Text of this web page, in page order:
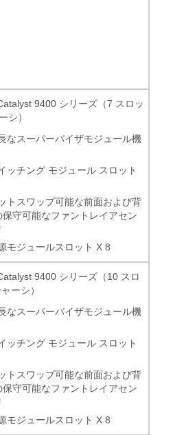
9400 シリーズ（7 スロッ
シ）
なスーパーバイザモジュール機
ッチング モジュール スロット
トスワップ可能な前面および背
保守可能なファントレイアセン
モジュールスロット X 8
9400 シリーズ（10 スロ
ーシ）
なスーパーバイザモジュール機
ッチング モジュール スロット
トスワップ可能な前面および背
保守可能なファントレイアセン
モジュールスロット X 8